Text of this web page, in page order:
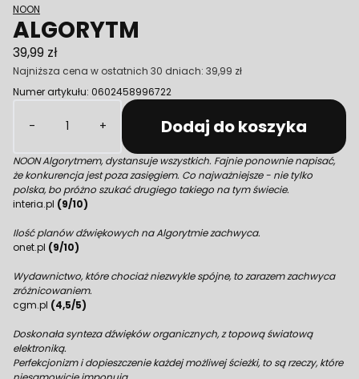
NOON
ALGORYTM
39,99 zł
Najniższa cena w ostatnich 30 dniach: 39,99 zł
Numer artykułu: 0602458996722
-
+ Dodaj do koszyka
NOON Algorytmem, dystansuje wszystkich. Fajnie ponownie napisać,
że konkurencja jest poza zasięgiem. Co najważniejsze - nie tylko
polska, bo próżno szukać drugiego takiego na tym świecie.
interia.pl (9/10)
Ilość planów dźwiękowych na Algorytmie zachwyca.
onet.pl (9/10)
Wydawnictwo, które chociaż niezwykle spójne, to zarazem zachwyca
zróżnicowaniem.
cgm.pl (4,5/5)
Doskonała synteza dźwięków organicznych, z topową światową
elektroniką.
Perfekcjonizm i dopieszczenie każdej możliwej ścieżki, to są rzeczy, które